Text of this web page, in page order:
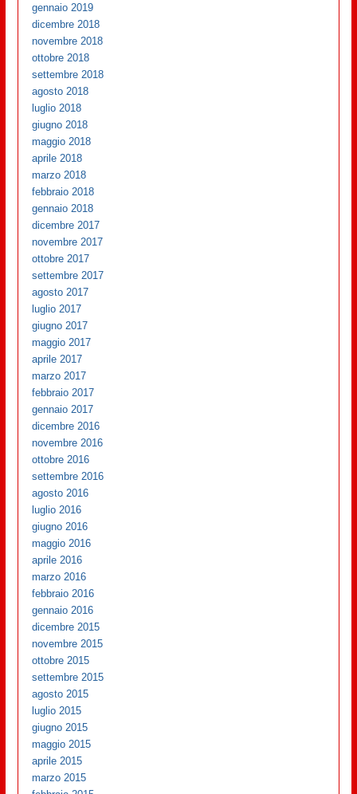
gennaio 2019
dicembre 2018
novembre 2018
ottobre 2018
settembre 2018
agosto 2018
luglio 2018
giugno 2018
maggio 2018
aprile 2018
marzo 2018
febbraio 2018
gennaio 2018
dicembre 2017
novembre 2017
ottobre 2017
settembre 2017
agosto 2017
luglio 2017
giugno 2017
maggio 2017
aprile 2017
marzo 2017
febbraio 2017
gennaio 2017
dicembre 2016
novembre 2016
ottobre 2016
settembre 2016
agosto 2016
luglio 2016
giugno 2016
maggio 2016
aprile 2016
marzo 2016
febbraio 2016
gennaio 2016
dicembre 2015
novembre 2015
ottobre 2015
settembre 2015
agosto 2015
luglio 2015
giugno 2015
maggio 2015
aprile 2015
marzo 2015